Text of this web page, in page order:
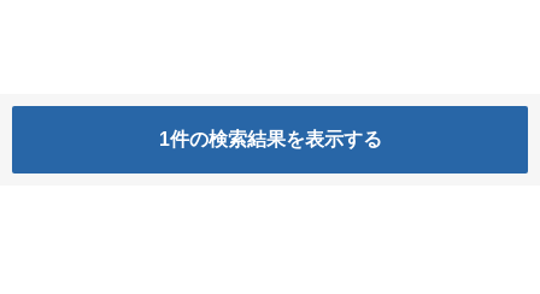
1件の検索結果を表示する